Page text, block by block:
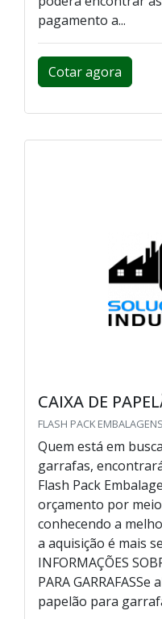
pagamento a...
Cotar agora
CAIXA DE
FLASH PACK
Quem está em
garrafas,
Flash Pack
orçamento por
conhecendo a
a aquisição é mais
INFORMAÇÕES
PARA
papelão para